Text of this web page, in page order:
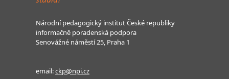
Národní pedagogický institut České republiky
informačně poradenská podpora
Senovážné náměstí 25, Praha 1
email:ckp@npi.cz